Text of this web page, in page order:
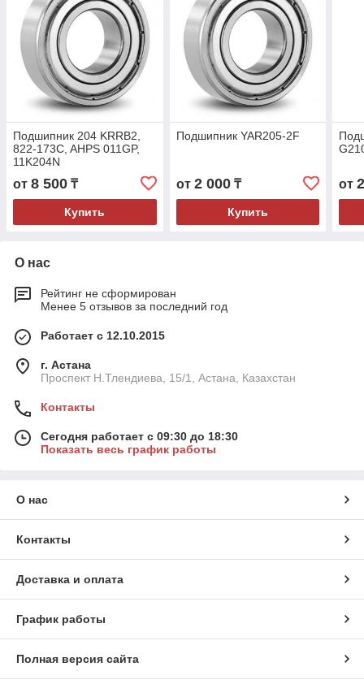
Подшипник 204 KRRB2,
822-173C, AHPS 011GP,
11K204N
от 8 500 ₸
Купить
Подшипник YAR205-2F
от 2 000₸
Купить
от
О нас
Рейтинг не сформирован
Менее 5 отзывов за последний год
Работает с 12.10.2015
г. Астана
Проспект Н.Тлендиева, 15/1, Астана, Казахстан
Контакты
Сегодня работает с 09:30 до 18:30
Показать весь график работы
О нас
Контакты
Доставка и оплата
График работы
Полная версия сайта